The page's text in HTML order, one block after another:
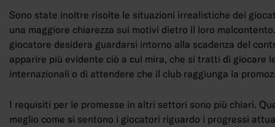
Sono state inoltre risolte le situazioni irrealistiche dei
una maggiore chiarezza sui motivi dietro il loro
giocatore desidera guardarsi intorno alla scadenza del
apparire più evidente ciò a cui mira, che si tratti di giocare
internazionali o di attendere che il club raggiunga la
I requisiti per le promesse in altri settori sono più chiari.
meglio come si sentono i giocatori riguardo i progressi